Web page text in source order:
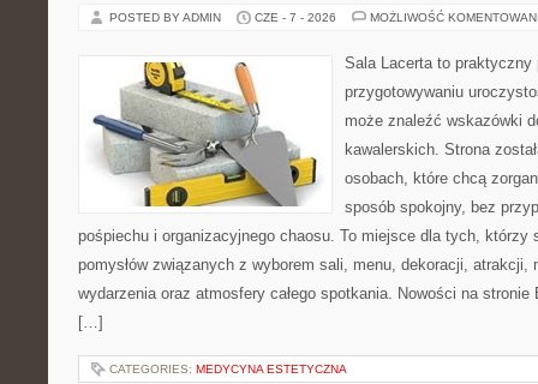
POSTED BY ADMIN CZE - 7 - 2026 MOŻLIWOŚĆ
Sala Lacerta to praktyczny
przygotowywaniu
może znaleźć wskazówki
kawalerskich. Strona
osobach, które chcą
sposób spokojny, bez
pośpiechu i organizacyjnego chaosu. To miejsce dla tych, którzy
pomysłów związanych z wyborem sali, menu, dekoracji, atrakcji,
wydarzenia oraz atmosfery całego spotkania. Nowości na
[…]
CATEGORIES: MEDYCYNA ESTETYCZNA